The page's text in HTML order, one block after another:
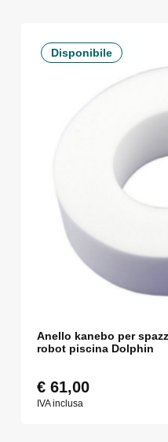
Disponibile
Anello kanebo per
robot piscina Dolphin
€61,00
IVA inclusa